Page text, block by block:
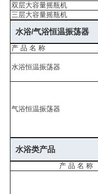
双层大容量摇瓶机
三层大容量摇瓶机
水浴/气浴恒温振荡器
产 品 名 称
水浴恒温振荡器
气浴恒温振荡器
水浴类产品
产 品 名 称